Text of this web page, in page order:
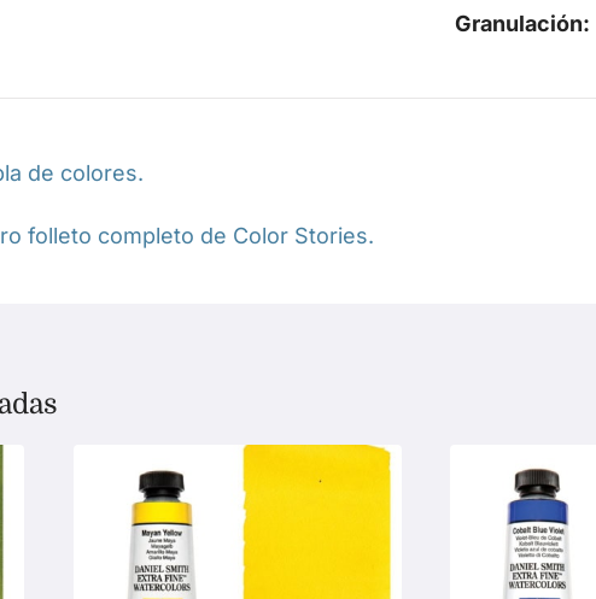
Granulación:
de colores.
folleto completo de Color Stories.